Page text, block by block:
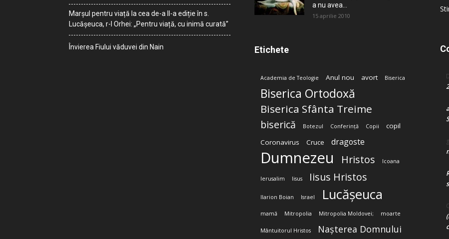
Marșul pentru viață la cea de-a II-a ediție în s.
Lucășeuca, r-l Orhei: „Pentru viață, cu inimă curată”
Învierea Fiului văduvei din Nain
a nu avea...
15 aprilie 2010
Etichete
Academia de Teologie Anul nou avort Biserica
Biserica Ortodoxă
Biserica Sfânta Treime
biserică Botezul Conferință Copii
copil
Coronavirus
Cruce dragoste
Dumnezeu Hristos Icoana
Ierusalim Iisus Iisus Hristos
Ilarion Boian Israel Lucășeuca
mamă Mitropolia Mitropolia Moldovei; moarte
Mântuitorul Hristos Nașterea Domnului